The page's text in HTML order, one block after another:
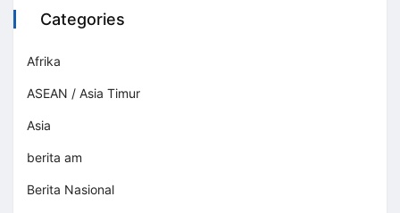
Categories
Afrika
ASEAN / Asia Timur
Asia
berita am
Berita Nasional